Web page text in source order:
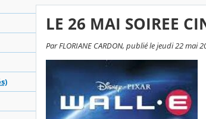
LE 26 MAI SOIREE
Par FLORIANE CARDON, publié le jeudi 22